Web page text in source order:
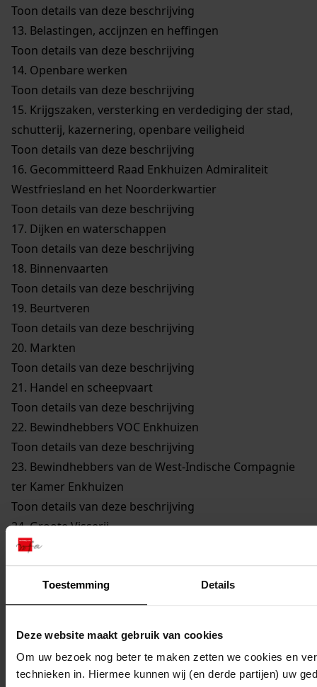
Toestemming Details
Deze website maakt gebruik van cookies
Om uw bezoek nog beter te maken zetten we cookies en
technieken in. Hiermee kunnen wij (en derde partijen) uw
Toon details van deze beschrijving
13. Belastingen, accijnzen en heffingen
Toon details van deze beschrijving
14. Openbare werken
Toon details van deze beschrijving
15. Krijgszaken, versterking en verdediging der stad,
schutterij, kazernering, openbare veiligheid
Toon details van deze beschrijving
16. Gecommitteerd Raad Enkhuizen Admiraliteit
Westfriesland en het Noorderkwartier
Toon details van deze beschrijving
17. Dijken en waterschappen
Toon details van deze beschrijving
18. Binnenvaarten
Toon details van deze beschrijving
19. Beurtveren
Toon details van deze beschrijving
20. Markten
Toon details van deze beschrijving
21. Handel en scheepvaart
Toon details van deze beschrijving
22. Bewindhebbers VOC Enkhuizen
Toon details van deze beschrijving
23. Bewindhebbers van de West-Indische Compagnie
ter Kamer Enkhuizen
Toon details van deze beschrijving
24.Groote Visserij
Toon details van deze beschrijving
25.Walvisvaarders
Toon details van deze beschrijving
26.Gilden en Neringen
Toon details van deze beschrijving